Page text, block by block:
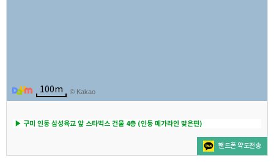
100m © Kakao
▶ 구미 인동 삼성육교 앞 스타벅스 건물 4층 (인동 메가라인 맞은편)
핸드폰 약도전송